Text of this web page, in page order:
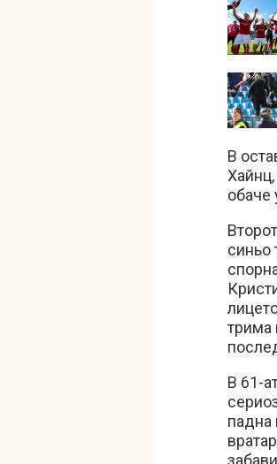
В
обаче
синьо
трима
В 61-
падна